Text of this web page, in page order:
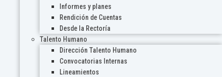
Informes y planes
Rendición de Cuentas
Desde la Rectoría
Talento Humano
Dirección Talento Humano
Convocatorias Internas
Lineamientos